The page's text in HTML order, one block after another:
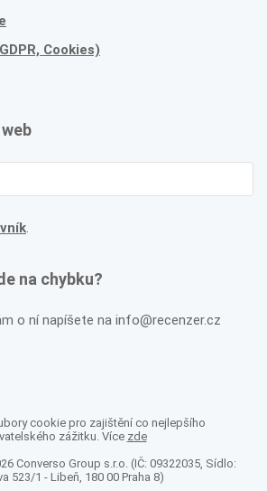
Cookies)
.
na chybku?
o ní napíšete na info@recenzer.cz
cookie pro zajištění co nejlepšího
zážitku. Více zde
Converso Group s.r.o. (IČ: 09322035, Sídlo:
523/1 - Libeň, 180 00 Praha 8)